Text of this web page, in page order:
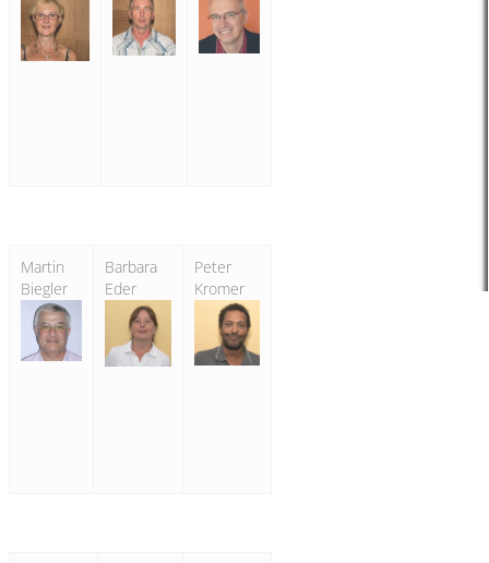
Martin
Biegler
Barbara
Eder
Peter
Kromer